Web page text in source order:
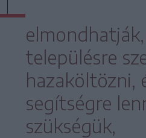
településre
hazaköltözni,
segítségre
szükségük,